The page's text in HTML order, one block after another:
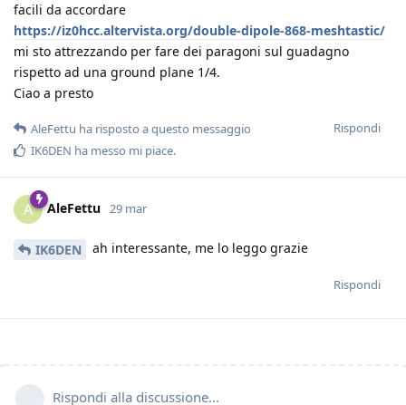
facili da accordare
https://iz0hcc.altervista.org/double-dipole-868-meshtastic/
mi sto attrezzando per fare dei paragoni sul guadagno
rispetto ad una ground plane 1/4.
Ciao a presto
Rispondi
AleFettu ha risposto a questo messaggio
IK6DEN ha messo mi piace.
A AleFettu 29 mar
IK6DEN ah interessante, me lo leggo grazie
Rispondi
Rispondi alla discussione...